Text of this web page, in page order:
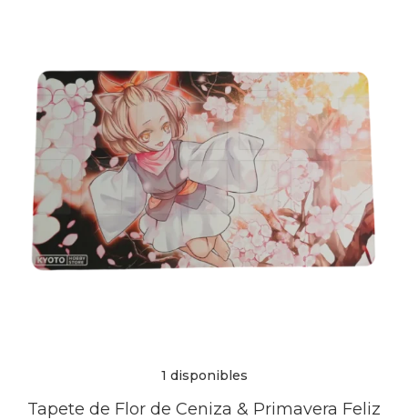
1 disponibles
Tapete de Flor de Ceniza & Primavera Feliz